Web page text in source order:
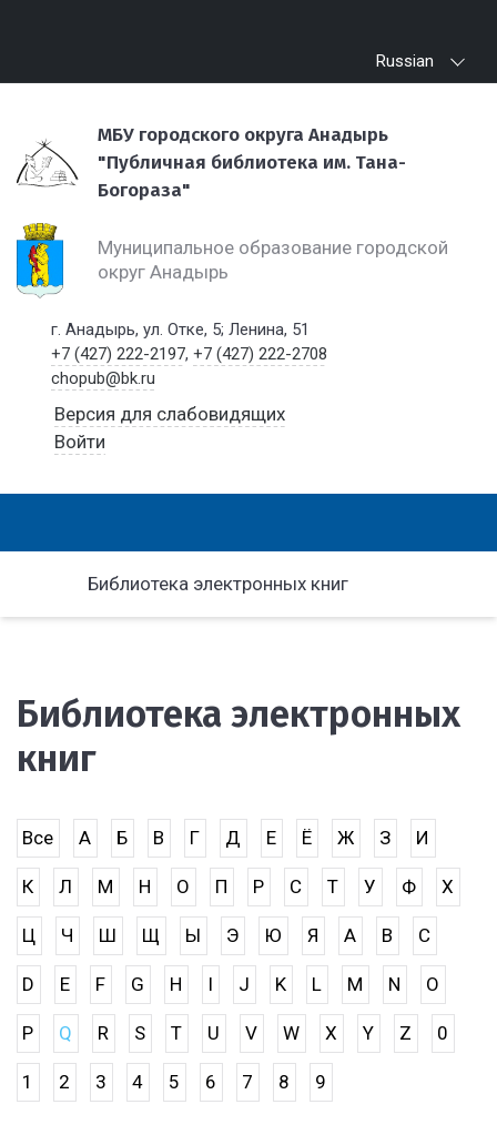
Russian
МБУ городского округа Анадырь
"Публичная библиотека им. Тана-
Богораза"
Муниципальное образование городской
округ Анадырь
г. Анадырь, ул. Отке, 5; Ленина, 51
+7 (427) 222-2197,+7 (427) 222-2708
chopub@bk.ru
Версия для слабовидящих
Войти
Библиотека электронных книг
Библиотека электронных
книг
Все А Б В Г Д Е Ё Ж З И
К Л М Н О П Р С Т У Ф Х
Ц Ч Ш Щ Ы Э Ю Я A B C
D E F G H I J K L M N O
P Q R S T U V W X Y Z 0
1 2 3 4 5 6 7 8 9